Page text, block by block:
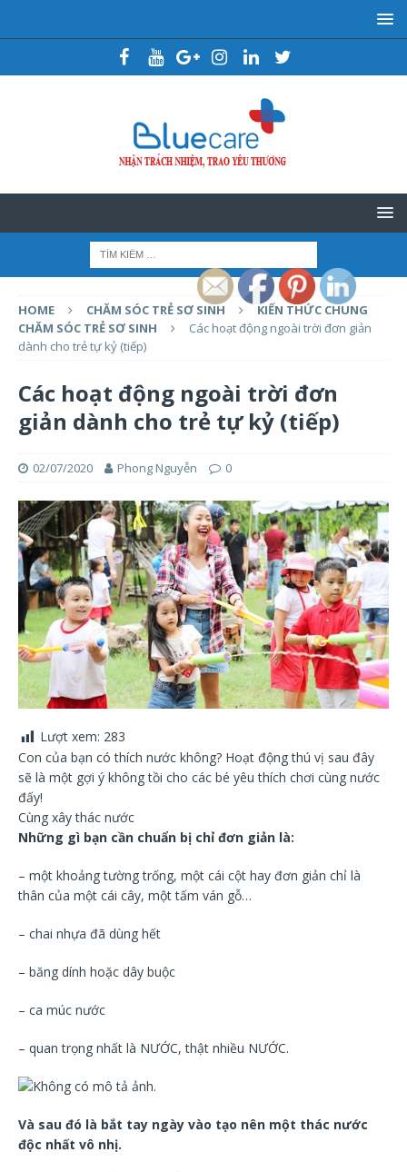
HOME CHĂM SÓC TRẺ SƠ SINH
KIẾN THỨC CHUNG
CHĂM SÓC TRẺ SƠ SINH
Các hoạt động ngoài trời đơn giản
dành cho trẻ tự kỷ (tiếp)
Các hoạt động ngoài trời đơn
giản dành cho trẻ tự kỷ (tiếp)
02/07/2020 Phong Nguyễn 0
Lượt xem: 283
Con của bạn có thích nước không? Hoạt động thú vị sau đây
sẽ là một gợi ý không tồi cho các bé yêu thích chơi cùng nước
đấy!
Cùng xây thác nước
Những gì bạn cần chuẩn bị chỉ đơn giản là:
– một khoảng tường trống, một cái cột hay đơn giản chỉ là
thân của một cái cây, một tấm ván gỗ…
– chai nhựa đã dùng hết
– băng dính hoặc dây buộc
– ca múc nước
– quan trọng nhất là NƯỚC, thật nhiều NƯỚC.
Và sau đó là bắt tay ngày vào tạo nên một thác nước
độc nhất vô nhị.